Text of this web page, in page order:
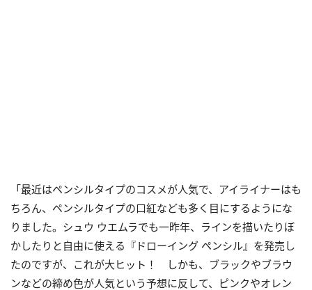
「最近はペンシルタイプのコスメが人気で、アイライナーはも
ちろん、ペンシルタイプの口紅なども多く目にするようにな
りました。シュウ ウエムラでも一昨年、ラインを描いたりぼ
かしたりと自由に使える『ドローイング ペンシル』を発売し
たのですが、これが大ヒット！ しかも、ブラックやブラウ
ンなどの締め色が人気という予想に反して、ピンクやオレン